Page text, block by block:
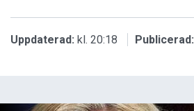
Uppdaterad: kl. 20:18 Publicerad: